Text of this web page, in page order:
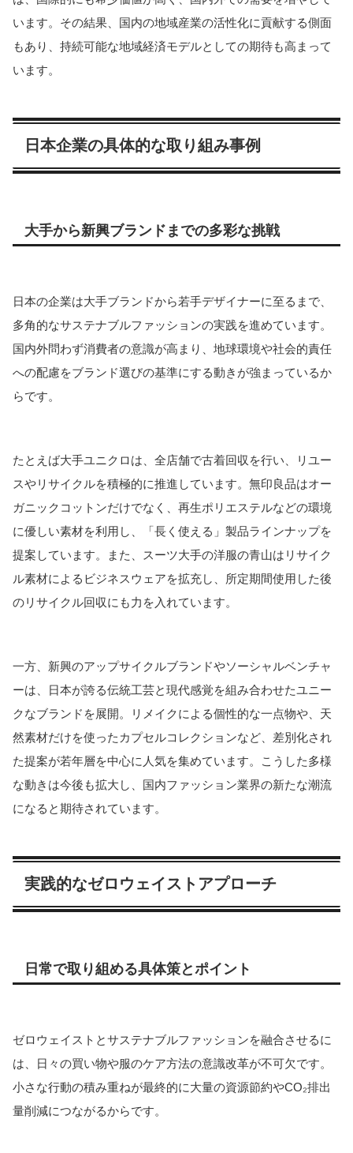
います。その結果、国内の地域産業の活性化に貢献する側面
もあり、持続可能な地域経済モデルとしての期待も高まって
います。
日本企業の具体的な取り組み事例
大手から新興ブランドまでの多彩な挑戦
日本の企業は大手ブランドから若手デザイナーに至るまで、
多角的なサステナブルファッションの実践を進めています。
国内外問わず消費者の意識が高まり、地球環境や社会的責任
への配慮をブランド選びの基準にする動きが強まっているか
らです。
たとえば大手ユニクロは、全店舗で古着回収を行い、リユー
スやリサイクルを積極的に推進しています。無印良品はオー
ガニックコットンだけでなく、再生ポリエステルなどの環境
に優しい素材を利用し、「長く使える」製品ラインナップを
提案しています。また、スーツ大手の洋服の青山はリサイク
ル素材によるビジネスウェアを拡充し、所定期間使用した後
のリサイクル回収にも力を入れています。
一方、新興のアップサイクルブランドやソーシャルベンチャ
ーは、日本が誇る伝統工芸と現代感覚を組み合わせたユニー
クなブランドを展開。リメイクによる個性的な一点物や、天
然素材だけを使ったカプセルコレクションなど、差別化され
た提案が若年層を中心に人気を集めています。こうした多様
な動きは今後も拡大し、国内ファッション業界の新たな潮流
になると期待されています。
実践的なゼロウェイストアプローチ
日常で取り組める具体策とポイント
ゼロウェイストとサステナブルファッションを融合させるに
は、日々の買い物や服のケア方法の意識改革が不可欠です。
小さな行動の積み重ねが最終的に大量の資源節約やCO₂排出
量削減につながるからです。